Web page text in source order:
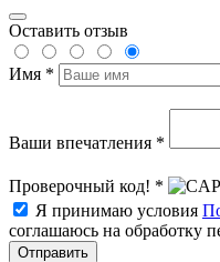
Оставить отзыв
Имя *
Ваши впечатления *
Проверочный код! *
Я принимаю условия
соглашаюсь на обработку
Отправить